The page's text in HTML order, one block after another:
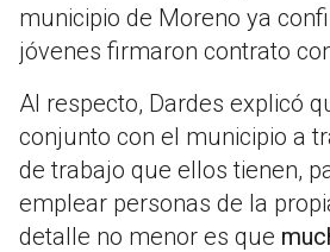
municipio de Moreno ya
jóvenes firmaron contrato
Al respecto, Dardes explicó
conjunto con el municipio a
de trabajo que ellos tienen,
emplear personas de la
detalle no menor es que